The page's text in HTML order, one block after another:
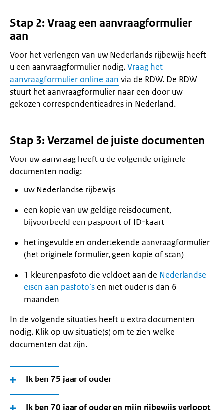
Stap 2: Vraag een aanvraagformulier
aan
Voor het verlengen van uw Nederlands rijbewijs heeft
u een aanvraagformulier nodig.Vraag het
aanvraagformulier online aan via de RDW. De RDW
stuurt het aanvraagformulier naar een door uw
gekozen correspondentieadres in Nederland.
Stap 3: Verzamel de juiste documenten
Voor uw aanvraag heeft u de volgende originele
documenten nodig:
uw Nederlandse rijbewijs
een kopie van uw geldige reisdocument,
bijvoorbeeld een paspoort of ID-kaart
het ingevulde en ondertekende aanvraagformulier
(het originele formulier, geen kopie of scan)
1 kleurenpasfoto die voldoet aan de Nederlandse
eisen aan pasfoto’s en niet ouder is dan 6
maanden
In de volgende situaties heeft u extra documenten
nodig. Klik op uw situatie(s) om te zien welke
documenten dat zijn.
Ik ben 75 jaar of ouder
Ik ben 70 jaar of ouder en mijn rijbewijs verloopt